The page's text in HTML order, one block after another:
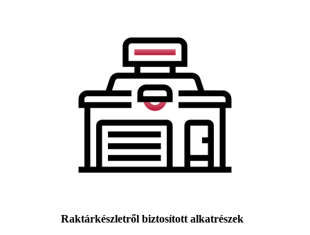
Raktárkészletről biztosított alkatrészek